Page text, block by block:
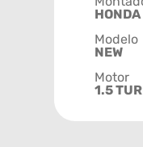
HONDA
Modelo
NEW
Motor
1.5